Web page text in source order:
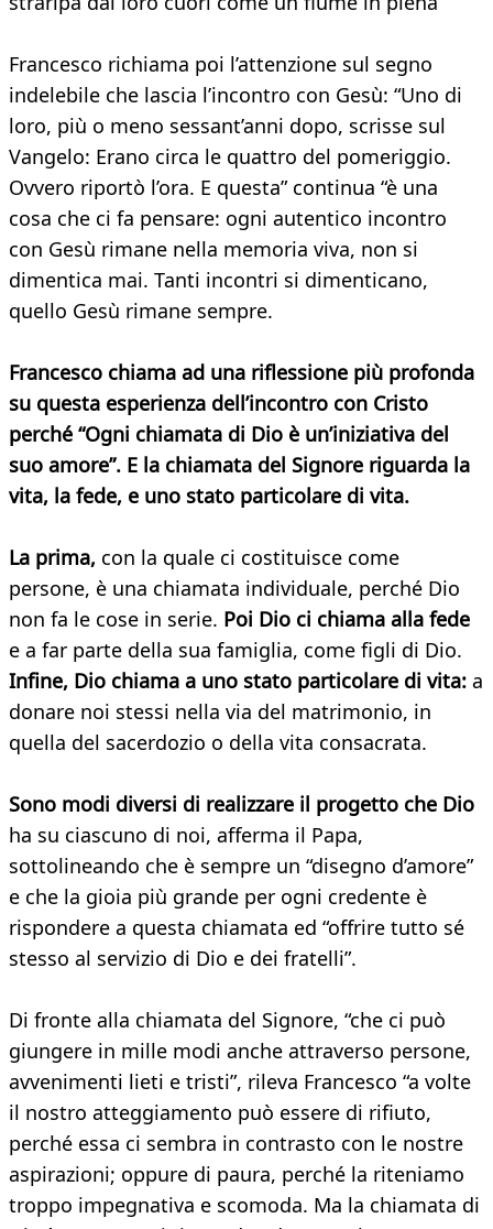
Francesco richiama poi l’attenzione sul segno
indelebile che lascia l’incontro con Gesù: “Uno di
loro, più o meno sessant’anni dopo, scrisse sul
Vangelo: Erano circa le quattro del pomeriggio.
Ovvero riportò l’ora. E questa” continua “è una
cosa che ci fa pensare: ogni autentico incontro
con Gesù rimane nella memoria viva, non si
dimentica mai. Tanti incontri si dimenticano,
quello Gesù rimane sempre.
Francesco chiama ad una riflessione più profonda
su questa esperienza dell’incontro con Cristo
perché “Ogni chiamata di Dio è un’iniziativa del
suo amore”. E la chiamata del Signore riguarda la
vita, la fede, e uno stato particolare di vita.
La prima, con la quale ci costituisce come
persone, è una chiamata individuale, perché Dio
non fa le cose in serie. Poi Dio ci chiama alla fede
e a far parte della sua famiglia, come figli di Dio.
Infine, Dio chiama a uno stato particolare di vita: a
donare noi stessi nella via del matrimonio, in
quella del sacerdozio o della vita consacrata.
Sono modi diversi di realizzare il progetto che Dio
ha su ciascuno di noi, afferma il Papa,
sottolineando che è sempre un “disegno d’amore”
e che la gioia più grande per ogni credente è
rispondere a questa chiamata ed “offrire tutto sé
stesso al servizio di Dio e dei fratelli”.
Di fronte alla chiamata del Signore, “che ci può
giungere in mille modi anche attraverso persone,
avvenimenti lieti e tristi”, rileva Francesco “a volte
il nostro atteggiamento può essere di rifiuto,
perché essa ci sembra in contrasto con le nostre
aspirazioni; oppure di paura, perché la riteniamo
troppo impegnativa e scomoda. Ma la chiamata di